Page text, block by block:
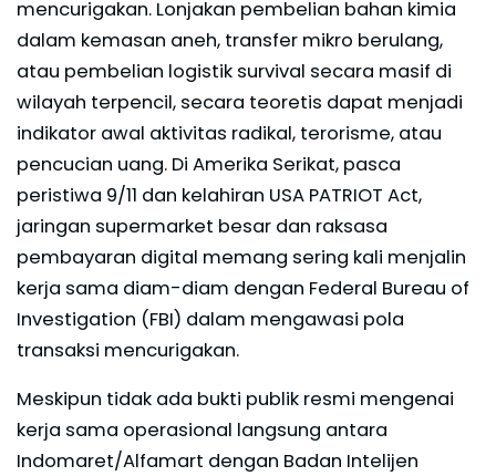
mencurigakan. Lonjakan pembelian bahan kimia
dalam kemasan aneh, transfer mikro berulang,
atau pembelian logistik survival secara masif di
wilayah terpencil, secara teoretis dapat menjadi
indikator awal aktivitas radikal, terorisme, atau
pencucian uang. Di Amerika Serikat, pasca
peristiwa 9/11 dan kelahiran USA PATRIOT Act,
jaringan supermarket besar dan raksasa
pembayaran digital memang sering kali menjalin
kerja sama diam-diam dengan Federal Bureau of
Investigation (FBI) dalam mengawasi pola
transaksi mencurigakan.
Meskipun tidak ada bukti publik resmi mengenai
kerja sama operasional langsung antara
Indomaret/Alfamart dengan Badan Intelijen